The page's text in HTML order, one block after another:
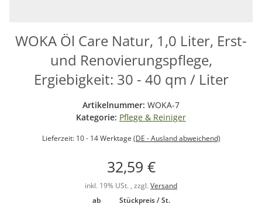
WOKA Öl Care Natur, 1,0 Liter, Erst-
und Renovierungspflege,
Ergiebigkeit: 30 - 40 qm / Liter
Artikelnummer: WOKA-7
Kategorie: Pflege & Reiniger
Lieferzeit: 10 - 14 Werktage (DE - Ausland abweichend)
32,59 €
inkl. 19% USt. , zzgl. Versand
ab
Stückpreis / St.